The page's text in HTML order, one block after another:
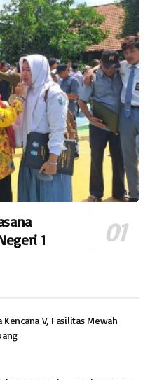
1
V, Fasilitas Mewah